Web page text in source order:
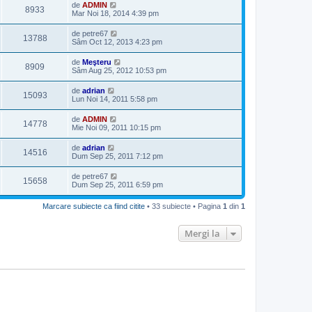
8933 de ADMIN
Mar Noi 18, 2014 4:39 pm
13788 de petre67
Sâm Oct 12, 2013 4:23 pm
8909 de Meşteru
Sâm Aug 25, 2012 10:53 pm
15093 de adrian
Lun Noi 14, 2011 5:58 pm
14778 de ADMIN
Mie Noi 09, 2011 10:15 pm
14516 de adrian
Dum Sep 25, 2011 7:12 pm
15658 de petre67
Dum Sep 25, 2011 6:59 pm
Marcare subiecte ca fiind citite • 33 subiecte • Pagina 1 din 1
Mergi la